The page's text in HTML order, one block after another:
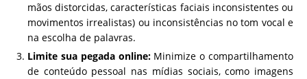
mãos distorcidas, características faciais inconsistentes ou
movimentos irrealistas) ou inconsistências no tom vocal e
na escolha de palavras.
Limite sua pegada online:Minimize o compartilhamento
de conteúdo pessoal nas mídias sociais, como imagens